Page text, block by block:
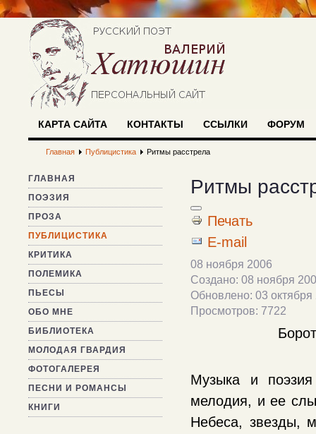
КАРТА САЙТА КОНТАКТЫ ССЫЛКИ ФОРУМ
Главная Публицистика Ритмы расстрела
ГЛАВНАЯ
ПОЭЗИЯ
ПРОЗА
ПУБЛИЦИСТИКА
КРИТИКА
ПОЛЕМИКА
ПЬЕСЫ
ОБО МНЕ
БИБЛИОТЕКА
МОЛОДАЯ ГВАРДИЯ
ФОТОГАЛЕРЕЯ
ПЕСНИ И РОМАНСЫ
КНИГИ
Ритмы
Печать
E-mail
08 ноября 2006
Создано: 08 ноября
Обновлено: 03 октября
Просмотров: 7722
Музыка и
мелодия, и ее
Небеса, звезды,